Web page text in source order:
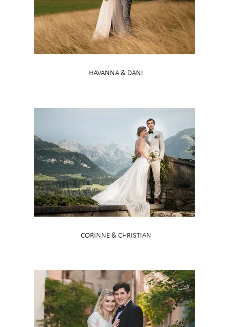
HAVANNA & DANI
CORINNE & CHRISTIAN